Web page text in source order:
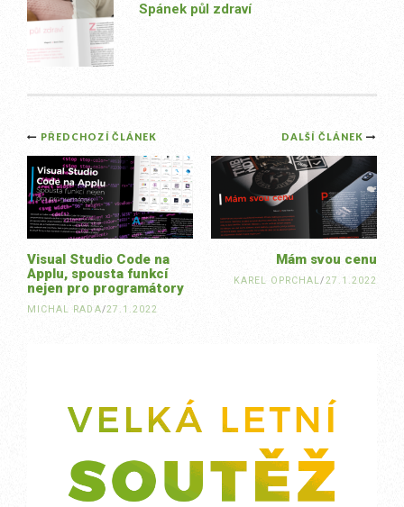
Spánek půl zdraví
Post
navigation
DALŠÍ ČLÁNEK
Mám svou cenu
KAREL OPRCHAL/27.1.2022
PŘEDCHOZÍ ČLÁNEK
Visual Studio Code na
Applu, spousta funkcí
nejen pro programátory
MICHAL RADA/27.1.2022